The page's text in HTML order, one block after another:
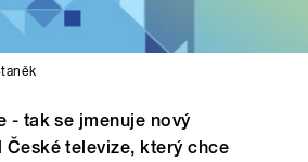
- tak se jmenuje nový
televize, který chce